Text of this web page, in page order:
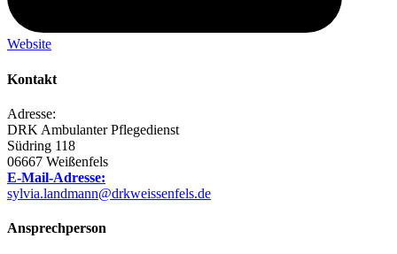
Website
Kontakt
Adresse:
DRK Ambulanter Pflegedienst
Südring 118
06667 Weißenfels
E-Mail-Adresse:
sylvia.landmann@drkweissenfels.de
Ansprechperson